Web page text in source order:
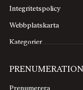
Integritetspolicy
Webbplatskarta
Kategorier
PRENUMERATION